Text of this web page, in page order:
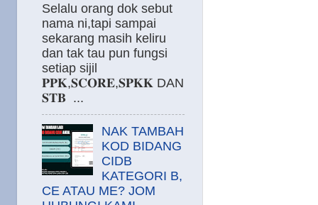
Selalu orang dok sebut
nama ni,tapi sampai
sekarang masih keliru
dan tak tau pun fungsi
setiap sijil
𝐏𝐏𝐊,𝐒𝐂𝐎𝐑𝐄,𝐒𝐏𝐊𝐊 DAN
𝐒𝐓𝐁 ...
NAK TAMBAH
KOD BIDANG
CIDB
KATEGORI B,
CE ATAU ME? JOM